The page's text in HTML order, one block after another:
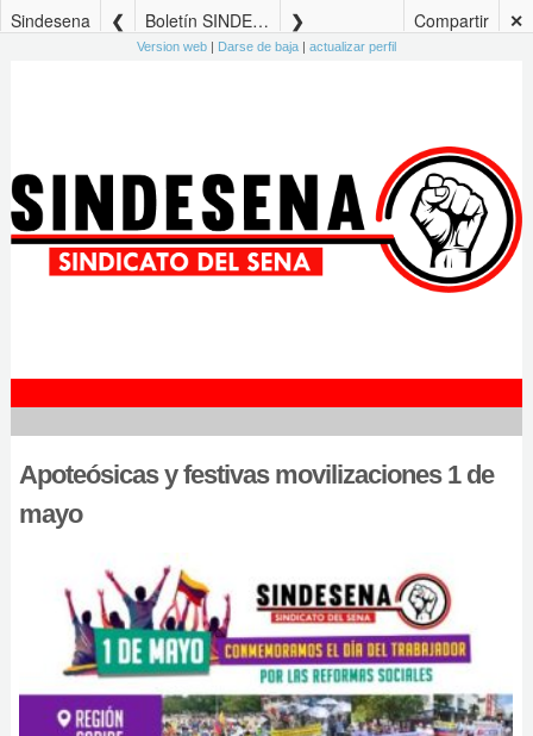
Sindesena Boletín SINDESENA Edición No. 58 – 02 de mayo de 2024 ✕
Compartir